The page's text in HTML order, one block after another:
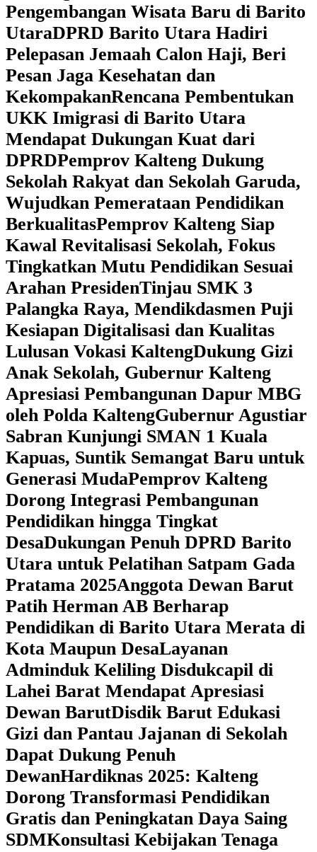
Pengembangan Wisata Baru di Barito
UtaraDPRD Barito Utara Hadiri
Pelepasan Jemaah Calon Haji, Beri
Pesan Jaga Kesehatan dan
KekompakanRencana Pembentukan
UKK Imigrasi di Barito Utara
Mendapat Dukungan Kuat dari
DPRD‎Pemprov Kalteng Dukung
Sekolah Rakyat dan Sekolah Garuda,
Wujudkan Pemerataan Pendidikan
Berkualitas‎Pemprov Kalteng Siap
Kawal Revitalisasi Sekolah, Fokus
Tingkatkan Mutu Pendidikan Sesuai
Arahan Presiden‎Tinjau SMK 3
Palangka Raya, Mendikdasmen Puji
Kesiapan Digitalisasi dan Kualitas
Lulusan Vokasi Kalteng‎Dukung Gizi
Anak Sekolah, Gubernur Kalteng
Apresiasi Pembangunan Dapur MBG
oleh Polda Kalteng‎Gubernur Agustiar
Sabran Kunjungi SMAN 1 Kuala
Kapuas, Suntik Semangat Baru untuk
Generasi Muda‎Pemprov Kalteng
Dorong Integrasi Pembangunan
Pendidikan hingga Tingkat
DesaDukungan Penuh DPRD Barito
Utara untuk Pelatihan Satpam Gada
Pratama 2025Anggota Dewan Barut
Patih Herman AB Berharap
Pendidikan di Barito Utara Merata di
Kota Maupun DesaLayanan
Adminduk Keliling Disdukcapil di
Lahei Barat Mendapat Apresiasi
Dewan BarutDisdik Barut Edukasi
Gizi dan Pantau Jajanan di Sekolah
Dapat Dukung Penuh
DewanHardiknas 2025: Kalteng
Dorong Transformasi Pendidikan
Gratis dan Peningkatan Daya Saing
SDMKonsultasi Kebijakan Tenaga